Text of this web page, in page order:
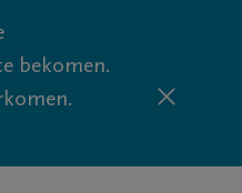
bekomen.